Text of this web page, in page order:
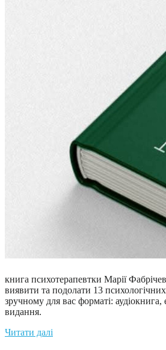
книга психотерапевтки Марії
виявити та подолати 13
зручному для вас форматі:
видання.
Читати далі